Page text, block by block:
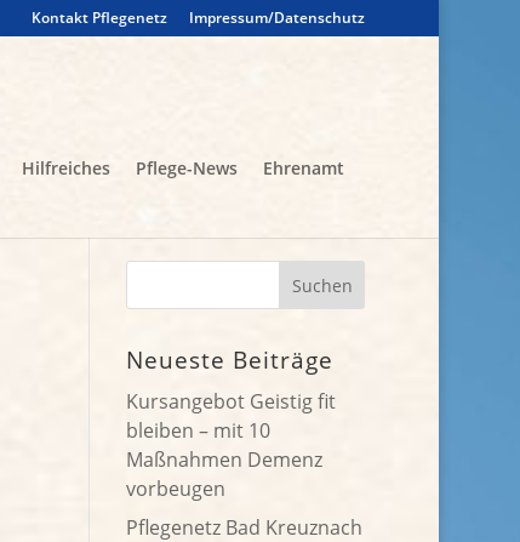
Kontakt Pflegenetz Impressum/Datenschutz
Hilfreiches Pflege-News
Ehrenamt
Neueste Beiträge
Kursangebot Geistig fit
bleiben – mit 10
Maßnahmen Demenz
vorbeugen
Pflegenetz Bad Kreuznach